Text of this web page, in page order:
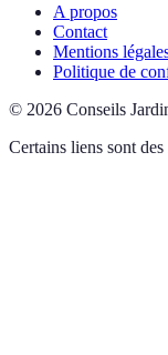
A propos
Contact
Mentions
Politique de
© 2026 Conseils
Certains liens sont